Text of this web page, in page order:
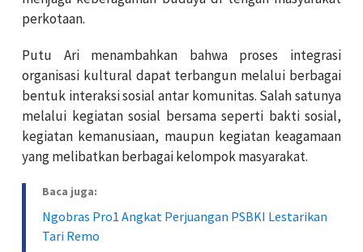
perkotaan.
Putu Ari menambahkan bahwa proses integrasi
organisasi kultural dapat terbangun melalui berbagai
bentuk interaksi sosial antar komunitas. Salah satunya
melalui kegiatan sosial bersama seperti bakti sosial,
kegiatan kemanusiaan, maupun kegiatan keagamaan
yang melibatkan berbagai kelompok masyarakat.
Baca juga:
Ngobras Pro1 Angkat Perjuangan PSBKI Lestarikan
Tari Remo